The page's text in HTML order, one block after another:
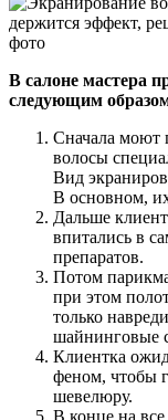
В салоне мастера
следующим
Сначала моют
волосы
Вид
В основном,
Дальше
впитались в
препаратов.
Потом
при этом
только
шайнинговые
Клиентка
феном, чтобы
шевелюру.
В конце на